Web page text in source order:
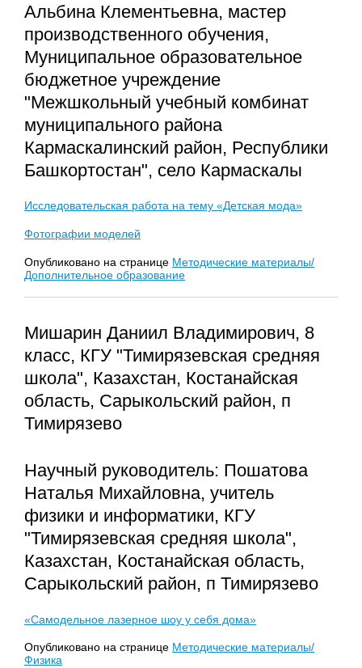
Альбина Клементьевна, мастер
производственного обучения,
Муниципальное образовательное
бюджетное учреждение
"Межшкольный учебный комбинат
муниципального района
Кармаскалинский район, Республики
Башкортостан", село Кармаскалы
Исследовательская работа на тему «Детская мода»
Фотографии моделей
Опубликовано на странице Методические материалы/
Дополнительное образование
Мишарин Даниил Владимирович, 8
класс, КГУ "Тимирязевская средняя
школа", Казахстан, Костанайская
область, Сарыкольский район, п
Тимирязево
Научный руководитель: Пошатова
Наталья Михайловна, учитель
физики и информатики, КГУ
"Тимирязевская средняя школа",
Казахстан, Костанайская область,
Сарыкольский район, п Тимирязево
«Самодельное лазерное шоу у себя дома»
Опубликовано на странице Методические материалы/
Физика